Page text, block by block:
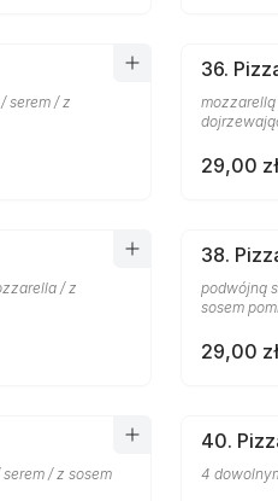
serem / z
36.
29,00 zł
/ z
38.
podwójną
sosem
29,00 zł
/ z sosem
40.
4